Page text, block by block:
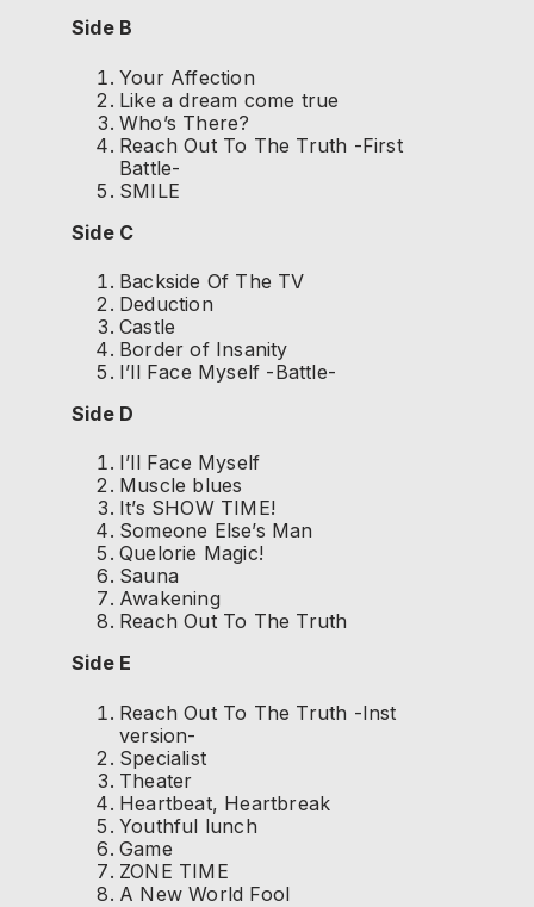
Side B
Your Affection
Like a dream come true
Who’s There?
Reach Out To The Truth -First
Battle-
SMILE
Side C
Backside Of The TV
Deduction
Castle
Border of Insanity
I’ll Face Myself -Battle-
Side D
I’ll Face Myself
Muscle blues
It’s SHOW TIME!
Someone Else’s Man
Quelorie Magic!
Sauna
Awakening
Reach Out To The Truth
Side E
Reach Out To The Truth -Inst
version-
Specialist
Theater
Heartbeat, Heartbreak
Youthful lunch
Game
ZONE TIME
A New World Fool